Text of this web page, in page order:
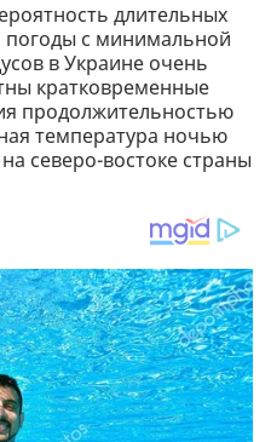
длительных
с минимальной
в Украине очень
кратковременные
продолжительностью
температура ночью
северо-востоке страны